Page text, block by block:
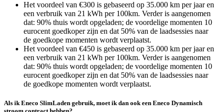
Het voordeel van €300 is gebaseerd op 35.000 km per jaar en
een verbruik van 21 kWh per 100km. Verder is aangenomen
dat: 90% thuis wordt opgeladen; de voordelige momenten 10
eurocent goedkoper zijn en dat 50% van de laadsessies naar
de goedkope momenten wordt verplaatst.
Het voordeel van €450 is gebaseerd op 35.000 km per jaar en
een verbruik van 21 kWh per 100km. Verder is aangenomen
dat: 90% thuis wordt opgeladen; de voordelige momenten 10
eurocent goedkoper zijn en dat 50% van de laadsessies naar
de goedkope momenten wordt verplaatst.
Als ik Eneco SlimLaden gebruik, moet ik dan ook een Eneco Dynamisch